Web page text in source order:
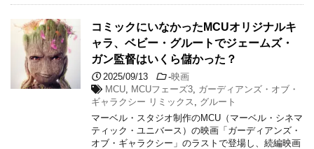
コミックにいなかったMCUオリジナルキ
ャラ、ベビー・グルートでジェームズ・
ガン監督はいくら儲かった？
2025/09/13 -映画
MCU
MCUフェーズ3
ガーディアンズ・オブ・
ギャラクシー リミックス
グルート
マーベル・スタジオ制作のMCU（マーベル・シネマ
ティック・ユニバース）の映画「ガーディアンズ・
オブ・ギャラクシー」のラストで登場し、続編映画